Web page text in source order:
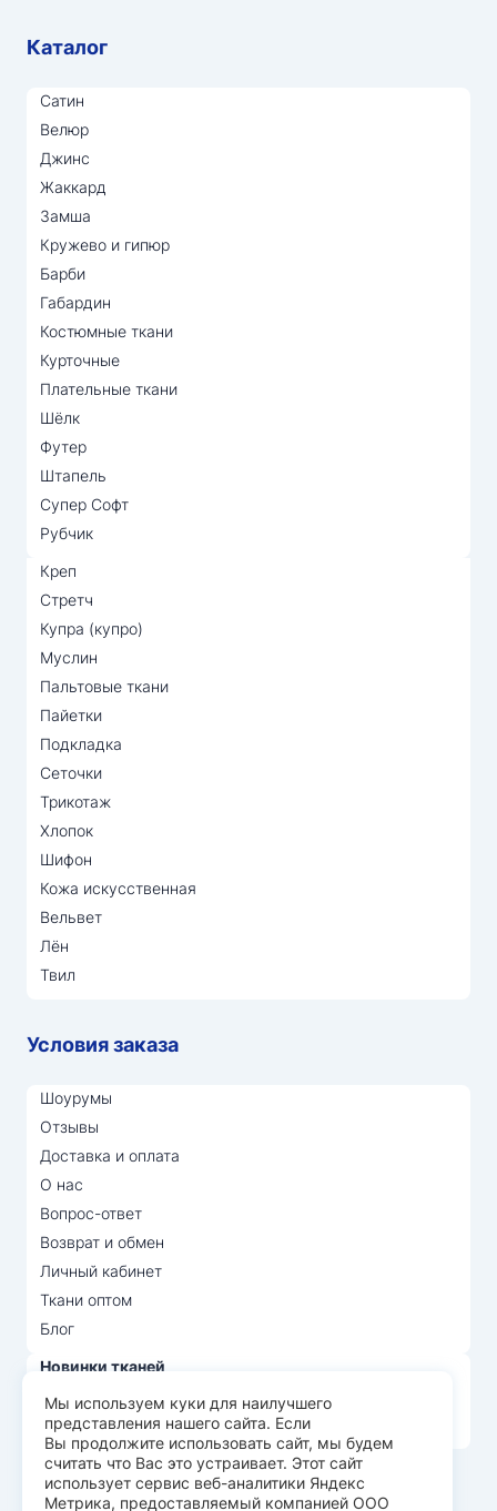
Каталог
Сатин
Велюр
Джинс
Жаккард
Замша
Кружево и гипюр
Барби
Габардин
Костюмные ткани
Курточные
Плательные ткани
Шёлк
Футер
Штапель
Супер Софт
Рубчик
Креп
Стретч
Купра (купро)
Муслин
Пальтовые ткани
Пайетки
Подкладка
Сеточки
Трикотаж
Хлопок
Шифон
Кожа искусственная
Вельвет
Лён
Твил
Условия заказа
Шоурумы
Отзывы
Доставка и оплата
О нас
Вопрос-ответ
Возврат и обмен
Личный кабинет
Ткани оптом
Блог
Новинки тканей
Распродажа тканей
Лидеры продаж
© Арт Текс — продажа тканей оптом, 2026
Мы используем куки для наилучшего
представления нашего сайта. Если
Вы продолжите использовать сайт, мы будем
считать что Вас это устраивает. Этот сайт
использует сервис веб-аналитики Яндекс
Метрика, предоставляемый компанией ООО